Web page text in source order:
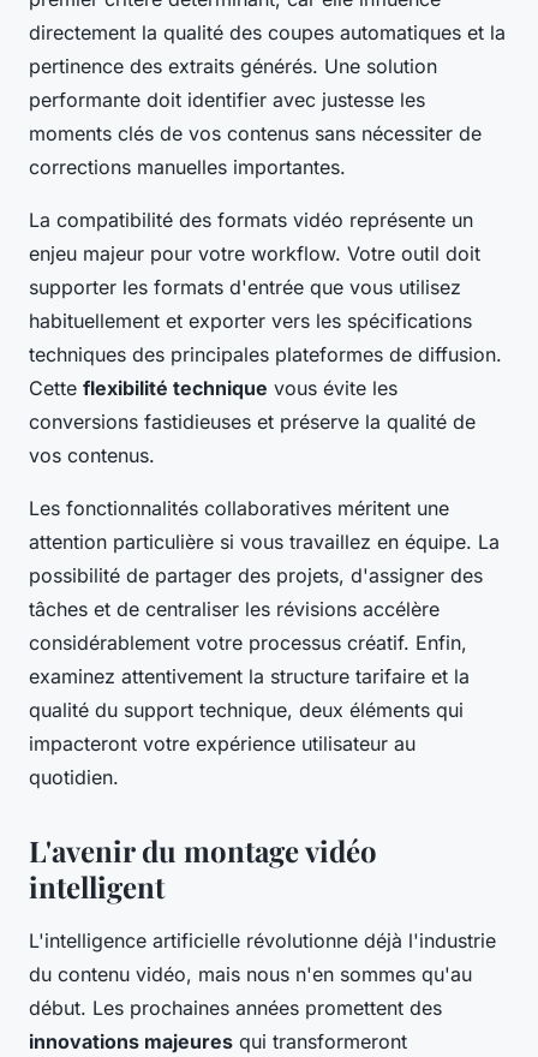
directement la qualité des coupes automatiques et la
pertinence des extraits générés. Une solution
performante doit identifier avec justesse les
moments clés de vos contenus sans nécessiter de
corrections manuelles importantes.
La compatibilité des formats vidéo représente un
enjeu majeur pour votre workflow. Votre outil doit
supporter les formats d'entrée que vous utilisez
habituellement et exporter vers les spécifications
techniques des principales plateformes de diffusion.
Cette flexibilité technique vous évite les
conversions fastidieuses et préserve la qualité de
vos contenus.
Les fonctionnalités collaboratives méritent une
attention particulière si vous travaillez en équipe. La
possibilité de partager des projets, d'assigner des
tâches et de centraliser les révisions accélère
considérablement votre processus créatif. Enfin,
examinez attentivement la structure tarifaire et la
qualité du support technique, deux éléments qui
impacteront votre expérience utilisateur au
quotidien.
L'avenir du montage vidéo
intelligent
L'intelligence artificielle révolutionne déjà l'industrie
du contenu vidéo, mais nous n'en sommes qu'au
début. Les prochaines années promettent des
innovations majeures qui transformeront